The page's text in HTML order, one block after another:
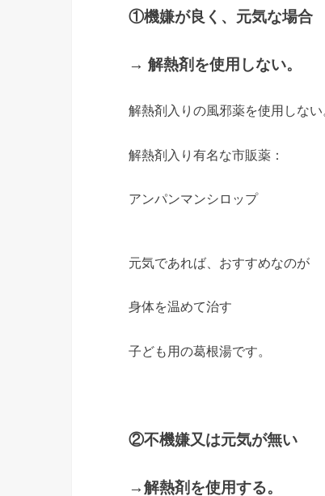
①機嫌が良く、元気な場合
→ 解熱剤を使用しない。
解熱剤入りの風邪薬を使用しない
解熱剤入り有名な市販薬：
アンパンマンシロップ
元気であれば、おすすめなのが
身体を温めて治す
子ども用の葛根湯です。
②不機嫌又は元気が無い
→解熱剤を使用する。